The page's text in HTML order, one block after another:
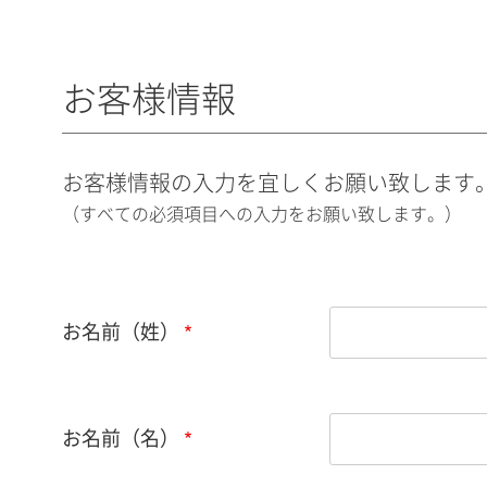
お客様情報
お客様情報の入力を宜しくお願い致します
（すべての必須項目への入力をお願い致します。）
お名前（姓）
お名前（名）